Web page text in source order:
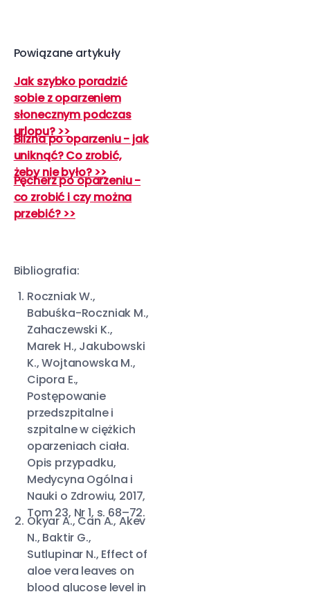
Powiązane artykuły
Jak szybko poradzić
sobie z oparzeniem
słonecznym podczas
urlopu? >>
Blizna po oparzeniu - jak
uniknąć? Co zrobić,
żeby nie było? >>
Pęcherz po oparzeniu -
co zrobić i czy można
przebić? >>
Bibliografia:
Roczniak W.,
Babuśka-Roczniak M.,
Zahaczewski K.,
Marek H., Jakubowski
K., Wojtanowska M.,
Cipora E.,
Postępowanie
przedszpitalne i
szpitalne w ciężkich
oparzeniach ciała.
Opis przypadku,
Medycyna Ogólna i
Nauki o Zdrowiu, 2017,
Tom 23, Nr 1, s. 68–72.
Okyar A., Can A., Akev
N., Baktir G.,
Sutlupinar N., Effect of
aloe vera leaves on
blood glucose level in